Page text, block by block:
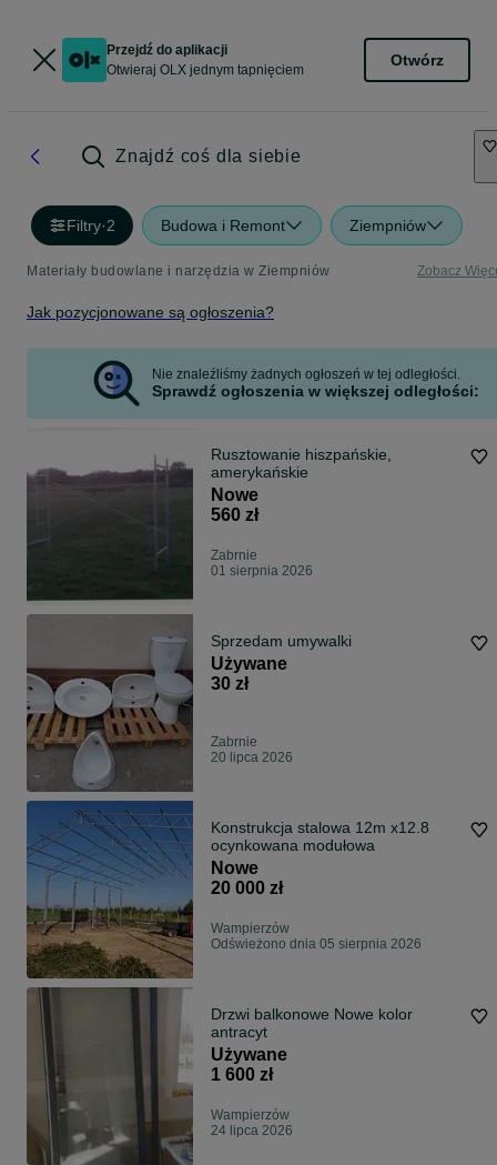
Przejdź do aplikacji
Otwieraj OLX jednym tapnięciem
Otwórz
Znajdź coś dla siebie
Filtry·2 Budowa i Remont Ziempniów
Materiały budowlane i narzędzia w Ziempniów Zobacz
Jak pozycjonowane są ogłoszenia?
Nie znaleźliśmy żadnych ogłoszeń w tej odległości.
Sprawdź ogłoszenia w większej odległości:
Rusztowanie hiszpańskie,
amerykańskie
Nowe
560 zł
Zabrnie
01 sierpnia 2026
Sprzedam umywalki
Używane
30 zł
Zabrnie
20 lipca 2026
Konstrukcja stalowa 12m x12.8
ocynkowana modułowa
Nowe
20 000 zł
Wampierzów
Odświeżono dnia 05 sierpnia 2026
Drzwi balkonowe Nowe kolor
antracyt
Używane
1 600 zł
Wampierzów
24 lipca 2026